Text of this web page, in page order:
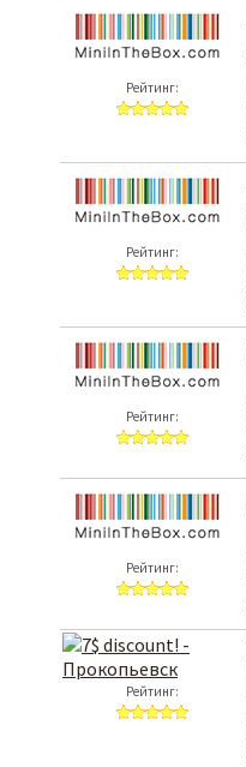
Рейтинг:
Рейтинг:
Рейтинг:
Рейтинг:
Рейтинг: